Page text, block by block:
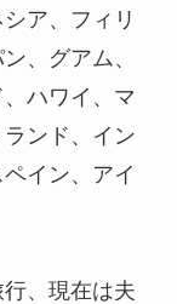
ア、フィリ
、グアム、
ハワイ、マ
ンド、イン
イン、アイ
、現在は夫